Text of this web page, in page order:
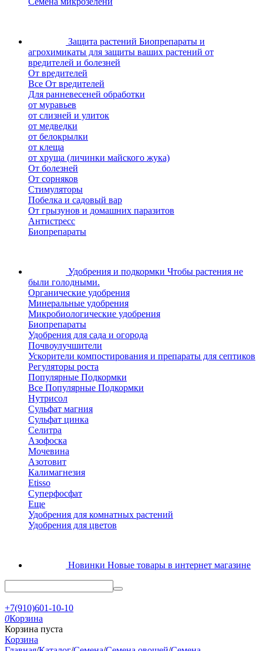
Защита растений Биопрепараты и
агрохимикаты для защиты ваших растений от
вредителей и болезней
От вредителей
Все От вредителей
Для ранневесеней обработки
от муравьев
от слизней и улиток
от медведки
от белокрылки
от клеща
от хруща (личинки майского жука)
От болезней
От сорняков
Стимуляторы
Побелка и садовый вар
От грызунов и домашних паразитов
Антистресс
Биопрепараты
Удобрения и подкормки Чтобы растения не
были голодными.
Органические удобрения
Минеральные удобрения
Микробиологические удобрения
Биопрепараты
Удобрения для сада и огорода
Почвоулучшители
Ускорители компостирования и препараты для септиков
Регуляторы роста
Популярные Подкормки
Все Популярные Подкормки
Нутрисол
Сульфат магния
Сульфат цинка
Селитра
Азофоска
Мочевина
Азотовит
Калимагнезия
Etisso
Суперфосфат
Еще
Удобрения для комнатных растений
Удобрения для цветов
Новинки Новые товары в интернет магазине
+7(910)601-10-10
0Корзина
Корзина пуста
Корзина